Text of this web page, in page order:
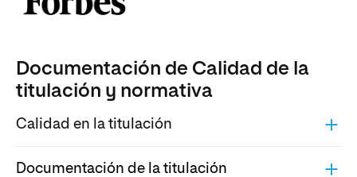
Documentación de Calidad de la
titulación y normativa
Calidad en la titulación
Documentación de la titulación